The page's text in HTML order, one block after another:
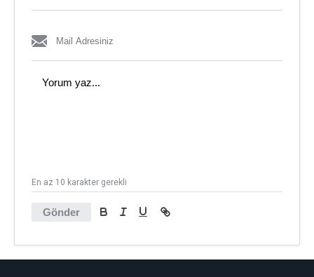
Gönder
En az 10 karakter gerekli